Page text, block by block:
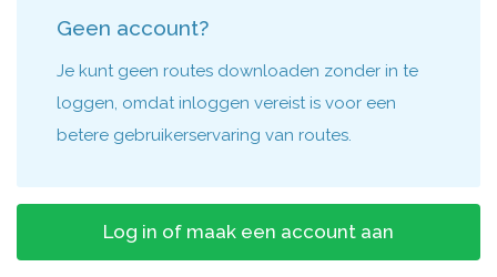
Geen account?
Je kunt geen routes downloaden zonder in te
loggen, omdat inloggen vereist is voor een
betere gebruikerservaring van routes.
Log in of maak een account aan